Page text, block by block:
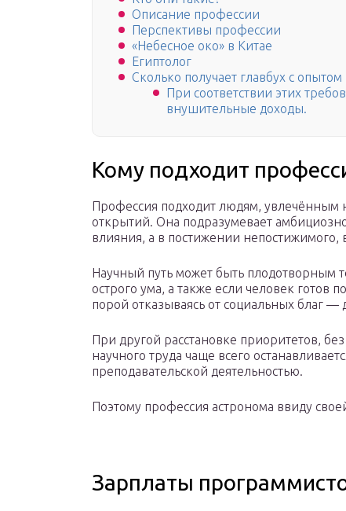
Описание профессии
Перспективы профессии
«Небесное око» в Китае
Египтолог
Сколько получает главбух с
При соответствии этих
внушительные доходы.
Кому подходит
Профессия подходит людям,
открытий. Она подразумевает
влияния, а в постижении непостижимого,
Научный путь может быть плодотворным
острого ума, а также если человек готов
порой отказываясь от социальных благ
При другой расстановке приоритетов,
научного труда чаще всего
преподавательской деятельностью.
Поэтому профессия астронома ввиду
Зарплаты